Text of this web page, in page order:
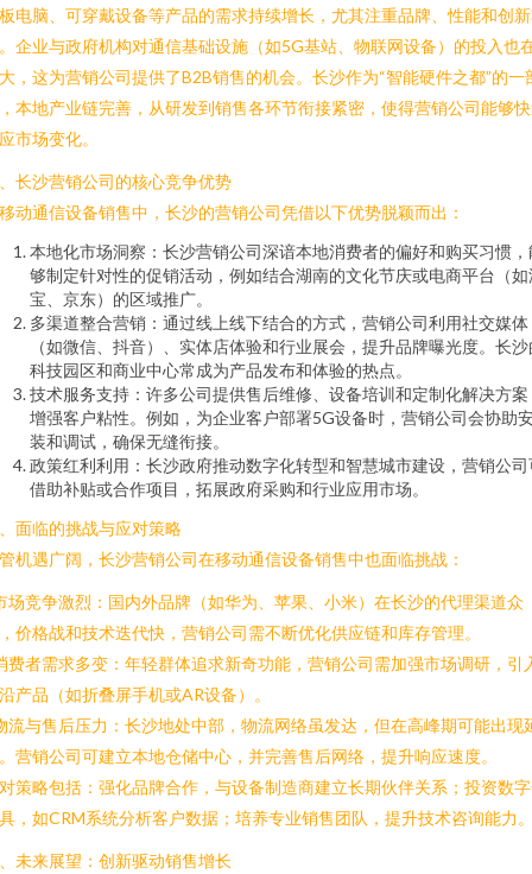
电脑、可穿戴设备等产品的需求持续增长，尤其注重品牌、性能和创
企业与政府机构对通信基础设施（如5G基站、物联网设备）的投入也
，这为营销公司提供了B2B销售的机会。长沙作为“智能硬件之都”的一
本地产业链完善，从研发到销售各环节衔接紧密，使得营销公司能够
市场变化。
长沙营销公司的核心竞争优势
动通信设备销售中，长沙的营销公司凭借以下优势脱颖而出：
本地化市场洞察：长沙营销公司深谙本地消费者的偏好和购买习惯，
够制定针对性的促销活动，例如结合湖南的文化节庆或电商平台（如
宝、京东）的区域推广。
多渠道整合营销：通过线上线下结合的方式，营销公司利用社交媒体
（如微信、抖音）、实体店体验和行业展会，提升品牌曝光度。长
科技园区和商业中心常成为产品发布和体验的热点。
技术服务支持：许多公司提供售后维修、设备培训和定制化解决方案
增强客户粘性。例如，为企业客户部署5G设备时，营销公司会协助
装和调试，确保无缝衔接。
政策红利利用：长沙政府推动数字化转型和智慧城市建设，营销公司
借助补贴或合作项目，拓展政府采购和行业应用市场。
面临的挑战与应对策略
机遇广阔，长沙营销公司在移动通信设备销售中也面临挑战：
场竞争激烈：国内外品牌（如华为、苹果、小米）在长沙的代理渠道众
价格战和技术迭代快，营销公司需不断优化供应链和库存管理。
费者需求多变：年轻群体追求新奇功能，营销公司需加强市场调研，引
产品（如折叠屏手机或AR设备）。
流与售后压力：长沙地处中部，物流网络虽发达，但在高峰期可能出现
营销公司可建立本地仓储中心，并完善售后网络，提升响应速度。
策略包括：强化品牌合作，与设备制造商建立长期伙伴关系；投资数
，如CRM系统分析客户数据；培养专业销售团队，提升技术咨询能力
未来展望：创新驱动销售增长